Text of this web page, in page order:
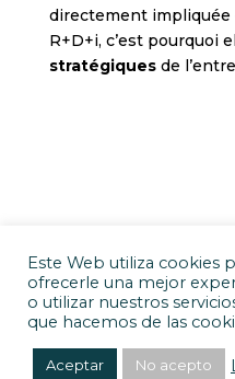
directement impliquée
R+D+i, c’est pourquoi
stratégiquesde
J.VIGAS S.A · C/ Clavé
Girona · T: +34 972
Política de privacidad|
legal|Créditos
Este Web utiliza cookies
ofrecerle una mejor
o utilizar nuestros
que hacemos de las
Aceptar No acepto